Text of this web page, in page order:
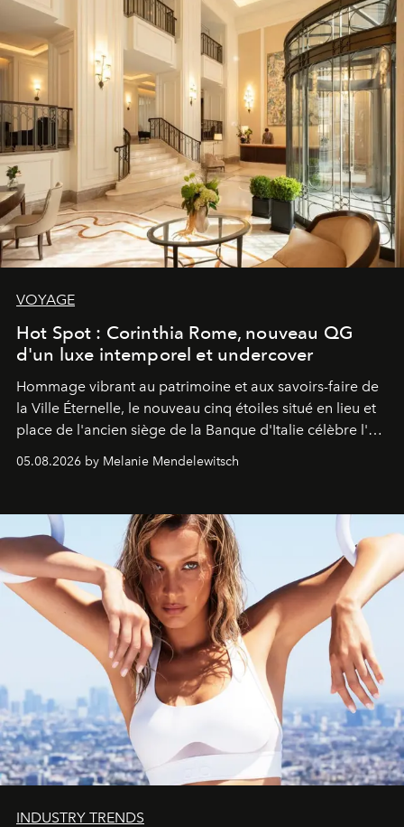
VOYAGE
Hot Spot : Corinthia Rome, nouveau QG
d'un luxe intemporel et undercover
Hommage vibrant au patrimoine et aux savoirs-faire de
la Ville Éternelle, le nouveau cinq étoiles situé en lieu et
place de l'ancien siège de la Banque d'Italie célèbre l'art
05.08.2026 by Melanie Mendelewitsch
INDUSTRY TRENDS